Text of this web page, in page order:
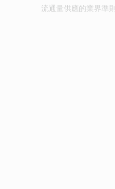
流通量供應的業界準則